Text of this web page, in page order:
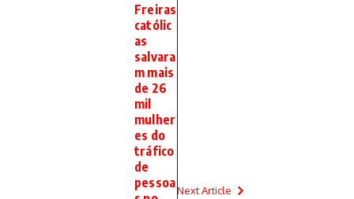
Freiras
católic
as
salvara
m mais
de 26
mil
mulher
es do
tráfico
de
pessoaNext Article